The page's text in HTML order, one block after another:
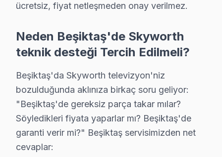
Beşiktaş'de Skyworth OLED teknolojisini kullanan
▸ OLED panel sorunu: Beşiktaş'de Skyworth'ın
▸ Güç kartı: BGA yeniden lehimleme veya bileşen
▸ Sistem yazılımı: Beşiktaş'de daha az bilinen ama
Beşiktaş'de hangi belirtiyle gelirseniz gelin — teşhis
Beşiktaş Skyworth TV Arızaları –
ücretsiz, fiyat netleşmeden onay verilmez.
Neden Beşiktaş'de Skyworth
teknik desteği Tercih Edilmeli?
Beşiktaş'da Skyworth televizyon'niz
bozulduğunda aklınıza birkaç soru geliyor:
"Beşiktaş'de gereksiz parça takar mılar?
Söyledikleri fiyata yaparlar mı? Beşiktaş'de
garanti verir mi?" Beşiktaş servisimizden net
cevaplar: